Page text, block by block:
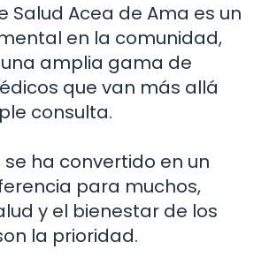
Salud Acea de Ama es un
en la comunidad,
amplia gama de
que van más allá
consulta.
se ha convertido en un
para muchos,
y el bienestar de los
la prioridad.